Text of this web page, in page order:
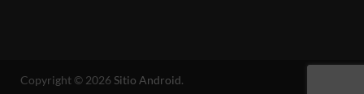
Copyright © 2026 Sitio Android.